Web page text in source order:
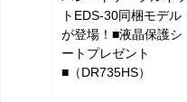
トEDS-30同梱モデル
が登場！■液晶保護シ
ートプレゼント
■（DR735HS）